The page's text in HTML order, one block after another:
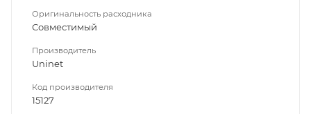
Оригинальность расходника
Совместимый
Производитель
Uninet
Код производителя
15127